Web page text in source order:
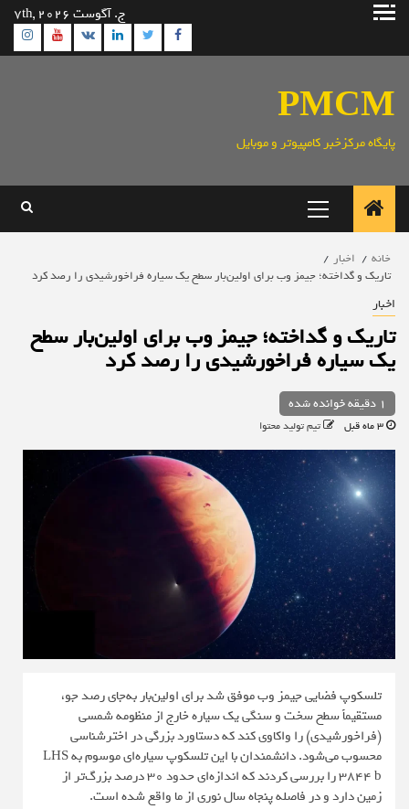
پرش
ج. آگوست 7th, 2026
Facebook
Twitter
Linkedin
VK
PMCM
پایگاه مرکزخبر کامپیوتر و موبایل
اصلی
خانه
اخبار
تاریک و گداخته؛ جیمز وب برای اولین‌بار سطح یک سیاره فراخورشیدی را رصد کرد
اخبار
تاریک و گداخته؛ جیمز وب برای اولین‌بار سطح
یک سیاره فراخورشیدی را رصد کرد
1 دقیقه خوانده شده
تیم تولید محتوا
تلسکوپ فضایی جیمز وب موفق شد برای اولین‌بار به‌جای رصد جو،
مستقیماً سطح سخت و سنگی یک سیاره خارج از منظومه شمسی
(فراخورشیدی) را واکاوی کند که دستاورد بزرگی در اخترشناسی
محسوب می‌شود. دانشمندان با این تلسکوپ سیاره‌ای موسوم به LHS
3844 b را بررسی کردند که اندازه‌ای حدود ۳۰ درصد بزرگ‌تر از
زمین دارد و در فاصله پنجاه سال نوری از ما واقع شده است.